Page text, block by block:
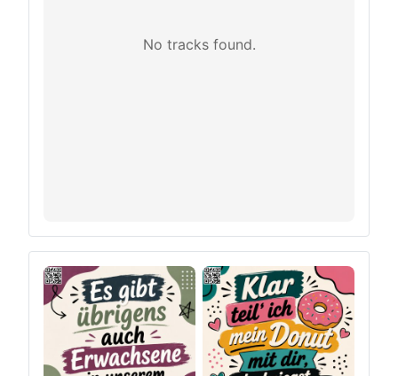
No tracks found.